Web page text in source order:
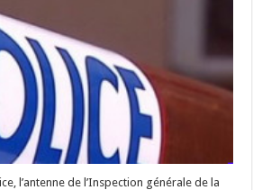
se
rapproche
de
la
#Corse
l’antenne de l’Inspection générale de la